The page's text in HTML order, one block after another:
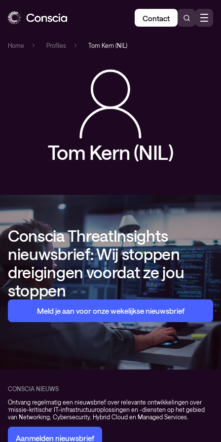
Contact
Home Profiles Tom Kern (NIL)
Tom Kern (NIL)
Conscia ThreatInsights
nieuwsbrief: Wij stoppen
dreigingen voordat ze jou
stoppen
Meld je aan voor onze wekelijkse nieuwsbrief
CONSCIA NIEUWS
Ontvang regelmatig een nieuwsbrief over relevante ontwikkelingen over
‘missie-kritische’ IT-infrastructuuroplossingen en -diensten op het gebied
van Networking, Cybersecurity, Hybrid Cloud en Managed Services.
Aanmelden nieuwsbrief